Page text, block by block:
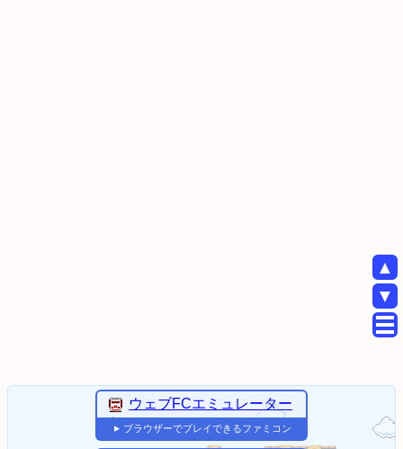
ウェブFCエミュレーター
▼ ブラウザーでプレイできるファミコン
▲
▼